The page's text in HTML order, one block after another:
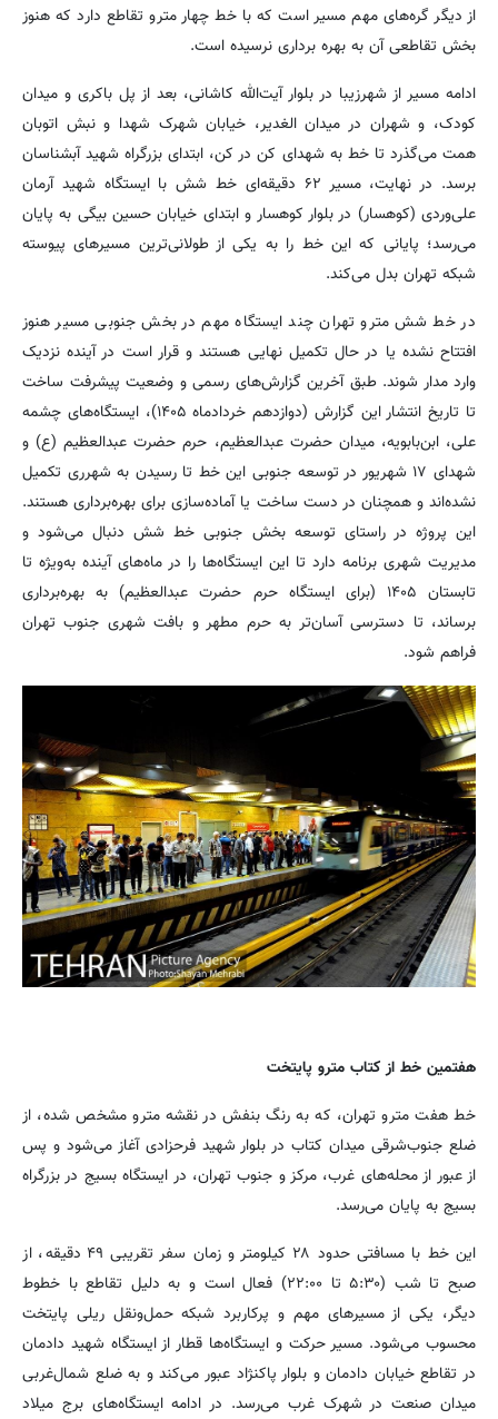
از دیگر گره‌های مهم مسیر است که با خط چهار مترو تقاطع دارد که هنوز
بخش تقاطعی آن به بهره برداری نرسیده است.
ادامه مسیر از شهرزیبا در بلوار آیت‌الله کاشانی، بعد از پل باکری و میدان
کودک، و شهران در میدان الغدیر، خیابان شهرک شهدا و نبش اتوبان
همت می‌گذرد تا خط به شهدای کن در کن، ابتدای بزرگراه شهید آبشناسان
برسد. در نهایت، مسیر ۶۲ دقیقه‌ای خط شش با ایستگاه شهید آرمان
علی‌وردی (کوهسار) در بلوار کوهسار و ابتدای خیابان حسین بیگی به پایان
می‌رسد؛ پایانی که این خط را به یکی از طولانی‌ترین مسیرهای پیوسته
شبکه تهران بدل می‌کند.
در خط شش مترو تهران چند ایستگاه مهم در بخش جنوبی مسیر هنوز
افتتاح نشده یا در حال تکمیل نهایی هستند و قرار است در آینده نزدیک
وارد مدار شوند. طبق آخرین گزارش‌های رسمی و وضعیت پیشرفت ساخت
تا تاریخ انتشار این گزارش (دوازدهم خردادماه ۱۴۰۵)، ایستگاه‌های چشمه
علی، ابن‌بابویه، میدان حضرت عبدالعظیم، حرم حضرت عبدالعظیم (ع) و
شهدای ۱۷ شهریور در توسعه جنوبی این خط تا رسیدن به شهرری تکمیل
نشده‌اند و همچنان در دست ساخت یا آماده‌سازی برای بهره‌برداری هستند.
این پروژه در راستای توسعه بخش جنوبی خط شش دنبال می‌شود و
مدیریت شهری برنامه دارد تا این ایستگاه‌ها را در ماه‌های آینده به‌ویژه تا
تابستان ۱۴۰۵ (برای ایستگاه حرم حضرت عبدالعظیم) به بهره‌برداری
برساند، تا دسترسی آسان‌تر به حرم مطهر و بافت شهری جنوب تهران
فراهم شود.
هفتمین خط از کتاب مترو پایتخت
خط هفت مترو تهران، که به رنگ بنفش در نقشه مترو مشخص شده، از
ضلع جنوب‌شرقی میدان کتاب در بلوار شهید فرحزادی آغاز می‌شود و پس
از عبور از محله‌های غرب، مرکز و جنوب تهران، در ایستگاه بسیج در بزرگراه
بسیج به پایان می‌رسد.
این خط با مسافتی حدود ۲۸ کیلومتر و زمان سفر تقریبی ۴۹ دقیقه، از
صبح تا شب (۵:۳۰ تا ۲۲:۰۰) فعال است و به دلیل تقاطع با خطوط
دیگر، یکی از مسیرهای مهم و پرکاربرد شبکه حمل‌ونقل ریلی پایتخت
محسوب می‌شود. مسیر حرکت و ایستگاه‌ها قطار از ایستگاه شهید دادمان
در تقاطع خیابان دادمان و بلوار پاکنژاد عبور می‌کند و به ضلع شمال‌غربی
میدان صنعت در شهرک غرب می‌رسد. در ادامه ایستگاه‌های برج میلاد